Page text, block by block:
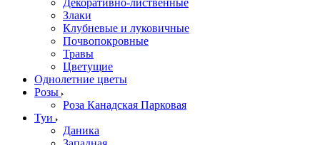
Декоративно-лиственные
Злаки
Клубневые и луковичные
Почвопокровные
Травы
Цветущие
Однолетние цветы
Розы
Роза Канадская Парковая
Туи
Даника